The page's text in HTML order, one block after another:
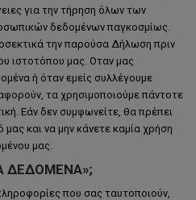
για την τήρηση όλων των
δεδομένων παγκοσμίως.
την παρούσα Δήλωση πριν
ιστοτόπου μας. Οταν μας
ή όταν εμείς συλλέγουμε
τα χρησιμοποιούμε πάντοτε
Εάν δεν συμφωνείτε, θα πρέπει
και να μην κάνετε καμία χρήση
μας.
ΔΕΔΟΜΈΝΑ»;
που σας ταυτοποιούν,